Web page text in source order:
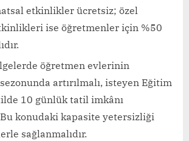
etkinlikler ücretsiz; özel
ise öğretmenler için %50
öğretmen evlerinin
artırılmalı, isteyen Eğitim
10 günlük tatil imkânı
Bu konudaki kapasite yetersizliği
sağlanmalıdır.